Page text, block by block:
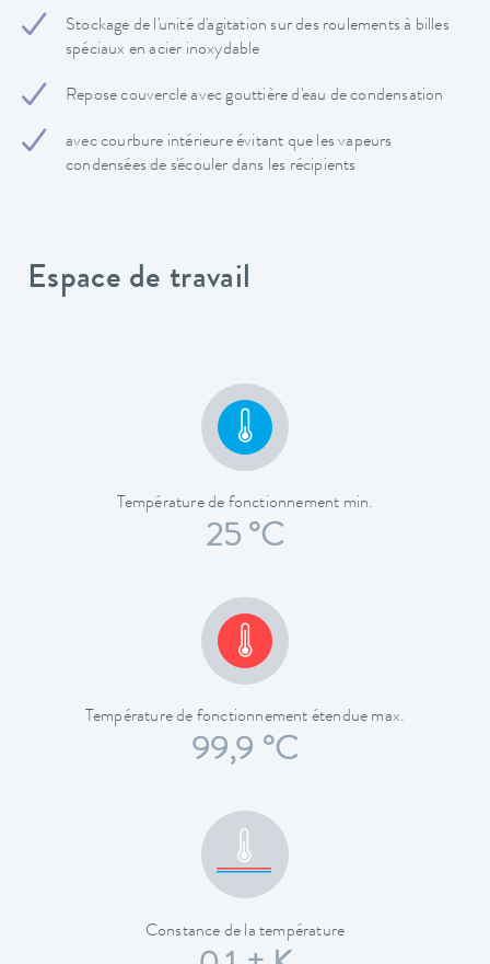
Stockage de l'unité d'agitation sur des roulements à billes
spéciaux en acier inoxydable
Repose couvercle avec gouttière d'eau de condensation
avec courbure intérieure évitant que les vapeurs
condensées de s'écouler dans les récipients
Espace de travail
Température de fonctionnement min.
25 °C
Température de fonctionnement étendue max.
99,9 °C
Constance de la température